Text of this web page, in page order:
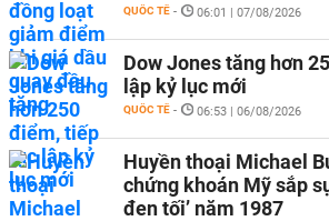
QUỐC TẾ - 06:01 | 07/08/2026
Dow Jones tăng hơn
lập kỷ lục mới
QUỐC TẾ - 06:53 | 06/08/2026
Huyền thoại Michael
chứng khoán Mỹ sắp
đen tối’ năm 1987